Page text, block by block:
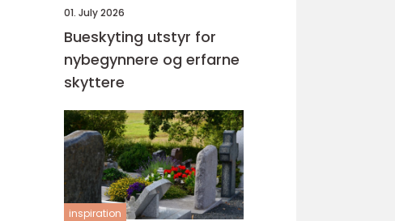
01. July 2026
Bueskyting utstyr for
nybegynnere og erfarne
skyttere
inspiration